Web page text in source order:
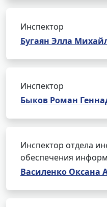
Инспектор
Бугаян Элла
Инспектор
Быков Роман
Инспектор отдела
обеспечения
Василенко Оксана